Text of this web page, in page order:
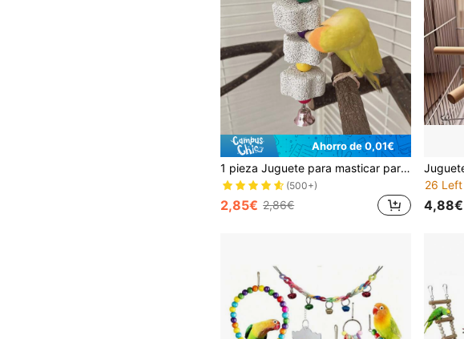
Ahorro de 0,01€
1 pieza Juguete para masticar para loros y pájaros, barra de flores y enredaderas, con opciones de longitud variada (10cm, 15cm, 20cm, 25cm, 30cm), accesorios para la jaula, colores aleatorios
(500+)
2,85€ 2,86€
26 Left
4,88€